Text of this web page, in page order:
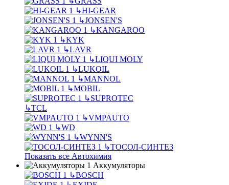
↳HI-GEAR
↳JONSEN'S
↳KANGAROO
↳KYK
↳LAVR
↳LIQUI MOLY
↳LUKOIL
↳MANNOL
↳MOBIL
↳SUPROTEC
↳TCL
↳VMPAUTO
↳WD
↳WYNN'S
↳ТОСОЛ-СИНТЕЗ
Показать все Автохимия
Аккумуляторы
↳BOSCH